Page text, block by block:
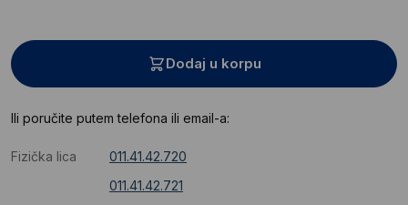
Dodaj u korpu
Ili poručite putem telefona ili email-a:
Fizička lica
011.41.42.720
011.41.42.721